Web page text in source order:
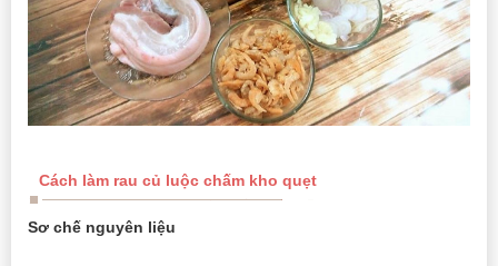
Cách làm rau củ luộc chấm kho quẹt
Sơ chế nguyên liệu